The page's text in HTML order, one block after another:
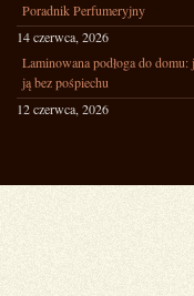
Poradnik Perfumeryjny
14 czerwca, 2026
Laminowana podłoga do domu:
ją bez pośpiechu
12 czerwca, 2026